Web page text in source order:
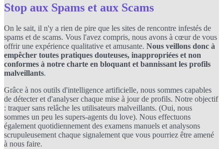
Stop aux Spams et aux Scams
On le sait, il n'y a rien de pire que les sites de rencontre infestés de
spams et de scams. Vous l'avez compris, nous avons à cœur de vous
offrir une expérience qualitative et amusante. Nous veillons donc à
empêcher toutes pratiques douteuses, inappropriées et non
conformes à notre charte en bloquant et bannissant les profils
malveillants.
Grâce à nos outils d'intelligence artificielle, nous sommes capables
de détecter et d'analyser chaque mise à jour de profils. Notre objectif
: traquer sans relâche les utilisateurs malveillants. (Oui, nous
sommes un peu les supers-agents du love). Nous effectuons
également quotidiennement des examens manuels et analysons
scrupuleusement chaque signalement que vous pourriez être amené
à nous faire.